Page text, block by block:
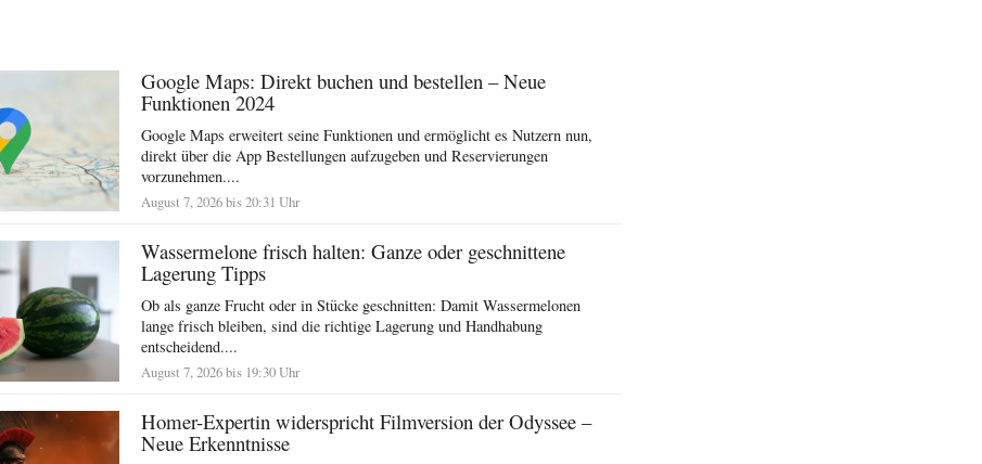
Google Maps: Direkt buchen und bestellen – Neue
Funktionen 2024
Google Maps erweitert seine Funktionen und ermöglicht es Nutzern nun,
direkt über die App Bestellungen aufzugeben und Reservierungen
vorzunehmen....
August 7, 2026 bis 20:31 Uhr
Wassermelone frisch halten: Ganze oder geschnittene
Lagerung Tipps
Ob als ganze Frucht oder in Stücke geschnitten: Damit Wassermelonen
lange frisch bleiben, sind die richtige Lagerung und Handhabung
entscheidend....
August 7, 2026 bis 19:30 Uhr
Homer-Expertin widerspricht Filmversion der Odyssee –
Neue Erkenntnisse